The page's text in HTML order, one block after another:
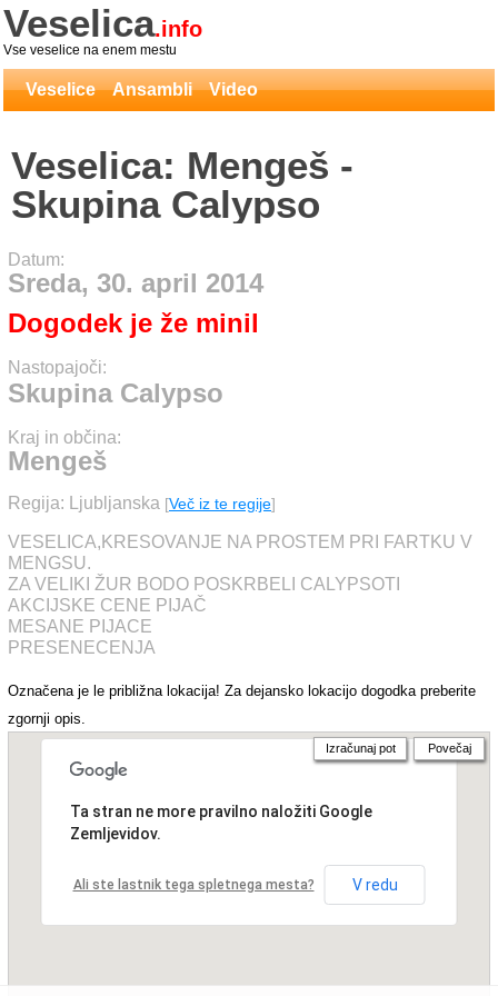
Veselica.info
Vse veselice na enem mestu
Veselice Ansambli Video
Veselica: Mengeš -
Skupina Calypso
Datum:
Sreda, 30. april 2014
Dogodek je že minil
Nastopajoči:
Skupina Calypso
Kraj in občina:
Mengeš
Regija: Ljubljanska [Več iz te regije]
VESELICA,KRESOVANJE NA PROSTEM PRI FARTKU V
MENGSU.
ZA VELIKI ŽUR BODO POSKRBELI CALYPSOTI
AKCIJSKE CENE PIJAČ
MESANE PIJACE
PRESENECENJA
Označena je le približna lokacija! Za dejansko lokacijo dogodka preberite
zgornji opis.
Ta stran ne more pravilno naložiti Google
Zemljevidov.
Ali ste lastnik tega spletnega mesta? V redu
Izračunaj pot Povečaj